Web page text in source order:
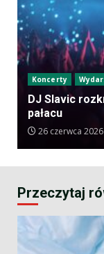
Koncerty
DJ Slavic
pałacu
26 czerwca 2026
Przeczytaj